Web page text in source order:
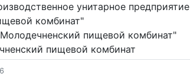
унитарное предприятие
комбинат"
пищевой комбинат"
пищевой комбинат